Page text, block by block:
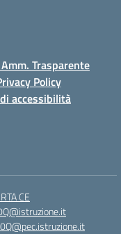
Trasparente
Policy
accessibilità
CE